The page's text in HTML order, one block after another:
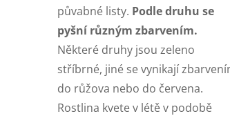
půvabné listy. Podle druhu se
pyšní různým zbarvením.
Některé druhy jsou zeleno
stříbrné, jiné se vynikají
do růžova nebo do červena.
Rostlina kvete v létě v podobě